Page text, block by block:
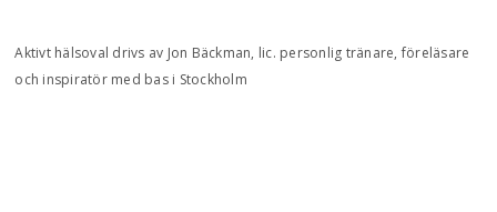
Aktivt hälsoval drivs av Jon Bäckman, lic. personlig tränare, föreläsare
och inspiratör med bas i Stockholm